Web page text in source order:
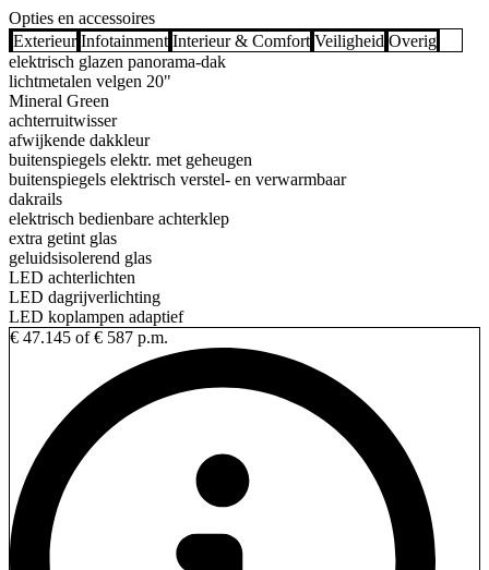
Opties en accessoires
Exterieur Infotainment Interieur & Comfort Veiligheid Overig
elektrisch glazen panorama-dak
lichtmetalen velgen 20"
Mineral Green
achterruitwisser
afwijkende dakkleur
buitenspiegels elektr. met geheugen
buitenspiegels elektrisch verstel- en verwarmbaar
dakrails
elektrisch bedienbare achterklep
extra getint glas
geluidsisolerend glas
LED achterlichten
LED dagrijverlichting
LED koplampen adaptief
€ 47.145 of € 587 p.m.